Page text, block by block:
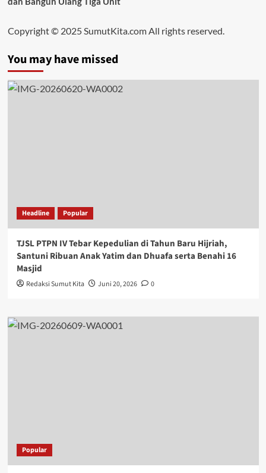
Copyright © 2025 SumutKita.com All rights reserved.
You may have missed
Headline Popular
TJSL PTPN IV Tebar Kepedulian di Tahun Baru Hijriah,
Santuni Ribuan Anak Yatim dan Dhuafa serta Benahi 16
Masjid
Redaksi Sumut Kita Juni 20, 2026 0
Popular